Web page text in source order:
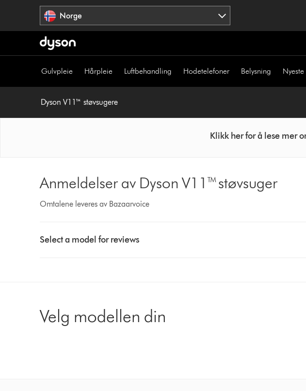
Norge
Gulvpleie Hårpleie Luftbehandling Hodetelefoner Belysning
Dyson V11™ støvsugere
Klikk her for å lese mer
Anmeldelser av Dyson V11™ støvsuger
Omtalene leveres av Bazaarvoice
a
show
reviews
Select a model for reviews
Velg modellen din